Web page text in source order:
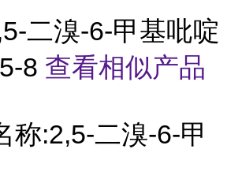
二溴-6-甲基吡啶
8 查看相似产品
称:2,5-二溴-6-甲